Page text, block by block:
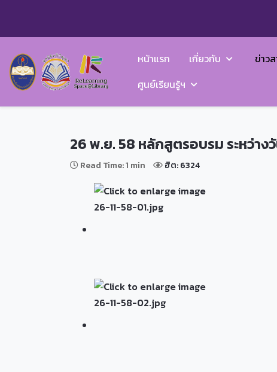
หน้าแรก เกี่ยวกับ ข่าว
ศูนย์เรียนรู้ฯ
26 พ.ย. 58 หลักสูตรอบรม ระหว่า
Read Time: 1 min ฮิต: 6324